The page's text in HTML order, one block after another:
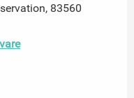
83560